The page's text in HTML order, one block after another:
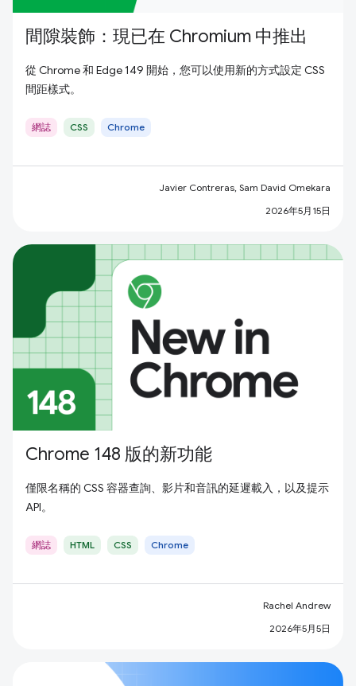
間隙裝飾：現已在 Chromium 中推出
從 Chrome 和 Edge 149 開始，您可以使用新的方式設定 CSS
間距樣式。
網誌 CSS Chrome
Javier Contreras, Sam David Omekara
2026年5月15日
Chrome 148 版的新功能
僅限名稱的 CSS 容器查詢、影片和音訊的延遲載入，以及提示
API。
網誌 HTML CSS Chrome
Rachel Andrew
2026年5月5日